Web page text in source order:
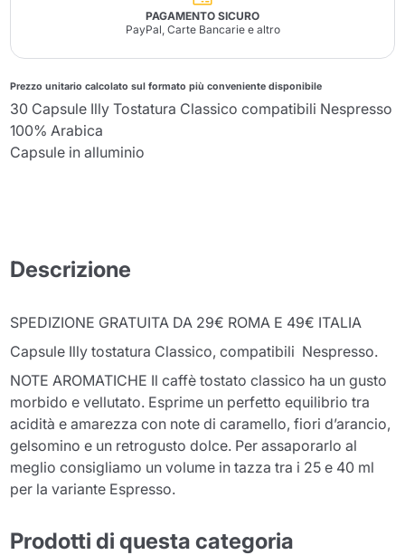
PAGAMENTO SICURO
PayPal, Carte Bancarie e altro
Prezzo unitario calcolato sul formato più conveniente disponibile
30 Capsule Illy Tostatura Classico compatibili Nespresso
100% Arabica
Capsule in alluminio
Descrizione
SPEDIZIONE GRATUITA DA 29€ ROMA E 49€ ITALIA
Capsule Illy tostatura Classico, compatibili Nespresso.
NOTE AROMATICHE Il caffè tostato classico ha un gusto
morbido e vellutato. Esprime un perfetto equilibrio tra
acidità e amarezza con note di caramello, fiori d’arancio,
gelsomino e un retrogusto dolce. Per assaporarlo al
meglio consigliamo un volume in tazza tra i 25 e 40 ml
per la variante Espresso.
Prodotti di questa categoria